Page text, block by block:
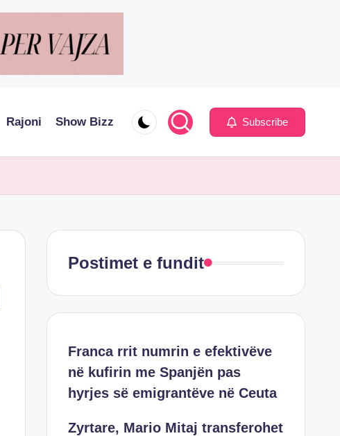
Rajoni Show Bizz Subscribe
Postimet e fundit
Franca rrit numrin e efektivëve
në kufirin me Spanjën pas
hyrjes së emigrantëve në Ceuta
Zyrtare, Mario Mitaj transferohet